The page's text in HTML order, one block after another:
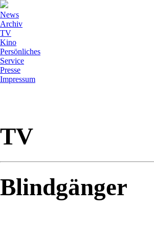
News
Archiv
TV
Kino
Persönliches
Service
Presse
Impressum
TV
Blindgänger